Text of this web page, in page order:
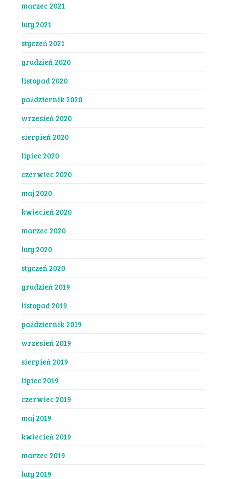
marzec 2021
luty 2021
styczeń 2021
grudzień 2020
listopad 2020
październik 2020
wrzesień 2020
sierpień 2020
lipiec 2020
czerwiec 2020
maj 2020
kwiecień 2020
marzec 2020
luty 2020
styczeń 2020
grudzień 2019
listopad 2019
październik 2019
wrzesień 2019
sierpień 2019
lipiec 2019
czerwiec 2019
maj 2019
kwiecień 2019
marzec 2019
luty 2019